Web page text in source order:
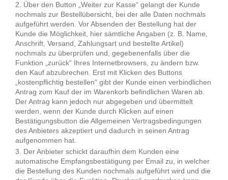
Über den Button „Weiter zur Kasse“ gelangt der Kunde
nochmals zur Bestellübersicht, bei der alle Daten nochmals
aufgeführt werden. Vor Absenden der Bestellung hat der
Kunde die Möglichkeit, hier sämtliche Angaben (z. B. Name,
Anschrift, Versand, Zahlungsart und bestellte Artikel)
nochmals zu überprüfen und, gegebenenfalls über die
Funktion „zurück“ Ihres Internetbrowsers, zu ändern bzw.
den Kauf abzubrechen. Erst mit Klicken des Buttons
„kostenpflichtig bestellen“ gibt der Kunde einen verbindlichen
Antrag zum Kauf der im Warenkorb befindlichen Waren ab.
Der Antrag kann jedoch nur abgegeben und übermittelt
werden, wenn der Kunde durch Klicken auf einen
Bestätigungsbutton die Allgemeinen Vertragsbedingungen
des Anbieters akzeptiert und dadurch in seinen Antrag
aufgenommen hat.
Der Anbieter schickt daraufhin dem Kunden eine
automatische Empfangsbestätigung per Email zu, in welcher
die Bestellung des Kunden nochmals aufgeführt wird und die